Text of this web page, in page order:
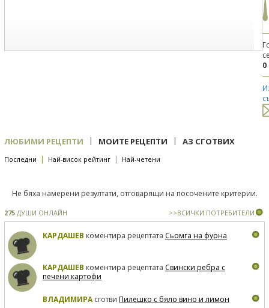
0
ЛЮБИМИ РЕЦЕПТИ | МОИТЕ РЕЦЕПТИ | АЗ СГОТВИХ
Последни | Най-висок рейтинг | Най-четени
Не бяха намерени резултати, отговарящи на посочените критерии.
275 ДУШИ ОНЛАЙН >>ВСИЧКИ ПОТРЕБИТЕЛИ
КАРДАШЕВ коментира рецептата Сьомга на фурна
КАРДАШЕВ коментира рецептата Свински ребра с
печени картофи
ВЛАДИМИРАсготви Пилешко с бяло вино и лимон